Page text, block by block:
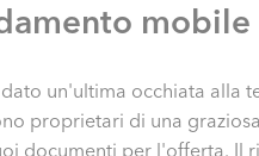
un'ultima occhiata alla
proprietari di una
documenti per l'offerta. Il